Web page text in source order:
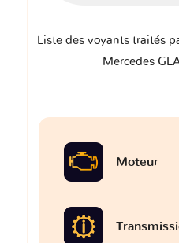
Liste des voyants traités
Mercedes
Moteur